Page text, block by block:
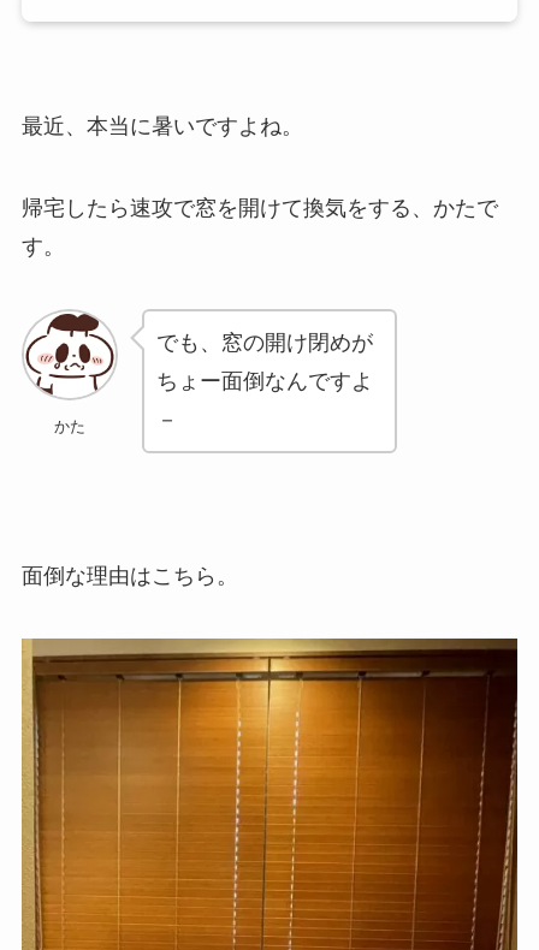
最近、本当に暑いですよね。
帰宅したら速攻で窓を開けて換気をする、かたで
す。
かた
でも、窓の開け閉めが
ちょー面倒なんですよ
－
面倒な理由はこちら。